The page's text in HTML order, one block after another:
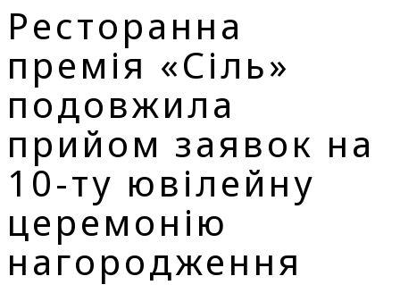
Ресторанна
премія «Сіль»
подовжила
прийом заявок на
10-ту ювілейну
церемонію
нагородження